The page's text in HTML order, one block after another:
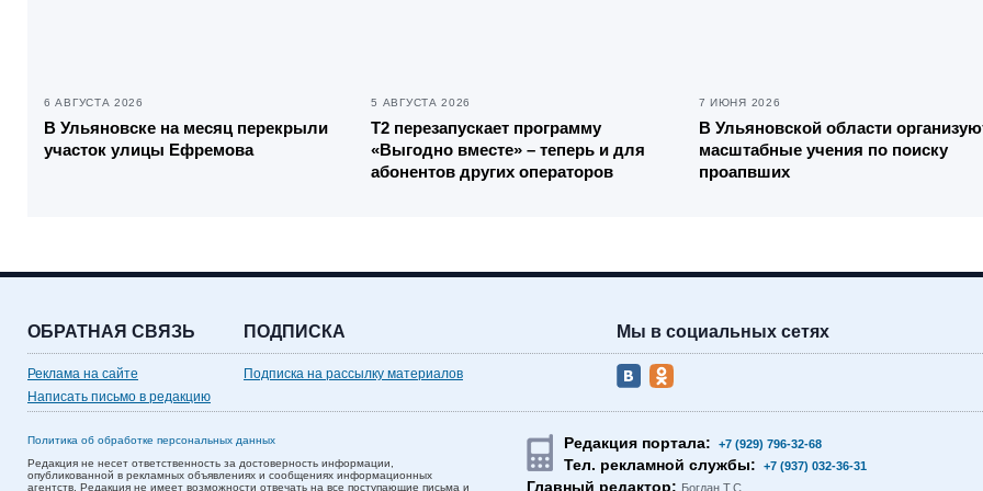
6 АВГУСТА 2026
В Ульяновске на месяц перекрыли
участок улицы Ефремова
5 АВГУСТА 2026
Т2 перезапускает программу
«Выгодно вместе» – теперь и для
абонентов других операторов
7 ИЮНЯ 2026
В Ульяновской области
масштабные учения по поиску
проапвших
ОБРАТНАЯ СВЯЗЬ
Реклама на сайте
Написать письмо в редакцию
ПОДПИСКА
Подписка на рассылку материалов
Мы в социальных сетях
Политика об обработке персональных данных
Редакция не несет ответственность за достоверность информации,
опубликованной в рекламных объявлениях и сообщениях информационных
агентств. Редакция не имеет возможности отвечать на все поступающие письма и
Редакция портала: +7 (929) 796-32-68
Тел. рекламной службы: +7 (937) 032-36-31
Главный редактор: Богдан Т.С.